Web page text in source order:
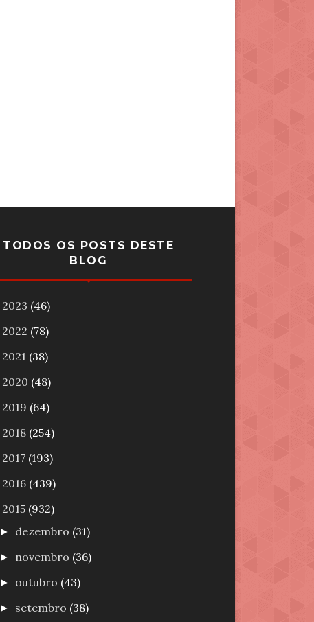
TODOS OS POSTS DESTE
BLOG
2023 (46)
2022 (78)
2021 (38)
2020 (48)
2019 (64)
2018 (254)
2017 (193)
2016 (439)
2015 (932)
► dezembro (31)
► novembro (36)
► outubro (43)
► setembro (38)